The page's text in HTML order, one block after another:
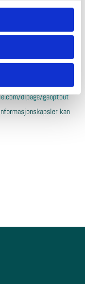
forsvinner. Du kan
at den ikke tillater at
Dette gir imidlertid
forhindre tilgang til
enkelte funksjoner ikke
kan dette
dlpage/gaoptout
kan